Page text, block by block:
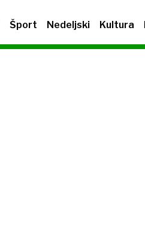
Šport Nedeljski Kultura